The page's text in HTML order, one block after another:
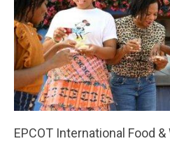
EPCOT International Food